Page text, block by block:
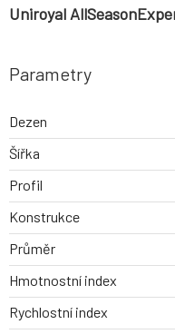
Uniroyal
Parametry
Dezen
Šířka
Profil
Konstrukce
Průměr
Hmotnostní index
Rychlostní index